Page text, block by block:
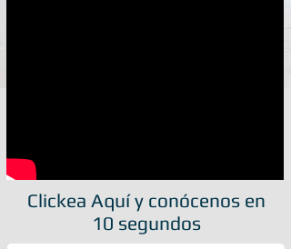
Clickea Aquí y conócenos en
10 segundos
Limpieza de colchones
Quedando como nuevo!